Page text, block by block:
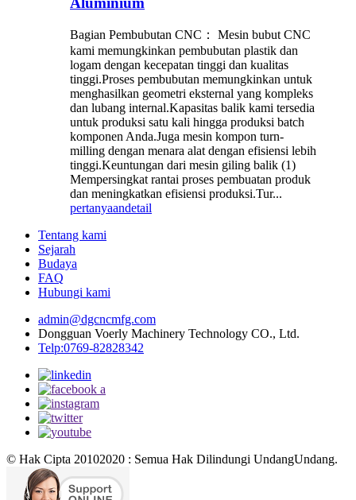
Bagian Pembubutan CNC： Mesin bubut CNC
kami memungkinkan pembubutan plastik dan
logam dengan kecepatan tinggi dan kualitas
tinggi.Proses pembubutan memungkinkan untuk
menghasilkan geometri eksternal yang kompleks
dan lubang internal.Kapasitas balik kami tersedia
untuk produksi satu kali hingga produksi batch
komponen Anda.Juga mesin kompon turn-
milling dengan menara alat dengan efisiensi lebih
tinggi.Keuntungan dari mesin giling balik (1)
Mempersingkat rantai proses pembuatan produk
dan meningkatkan efisiensi produksi.Tur...
pertanyaandetail
Tentang kami
Sejarah
Budaya
FAQ
Hubungi kami
admin@dgcncmfg.com
Dongguan Voerly Machinery Technology CO., Ltd.
Telp:0769-82828342
© Hak Cipta 20102020 : Semua Hak Dilindungi UndangUndang.